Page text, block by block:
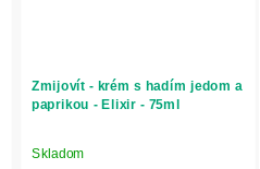
Zmijovít - krém s hadím jedom a
paprikou - Elixir - 75ml
Priemerné
Skladom